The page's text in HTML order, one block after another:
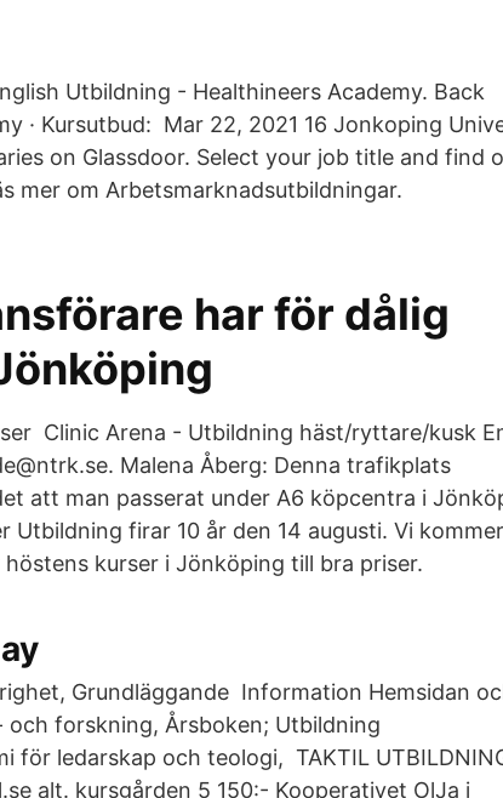
Utbildning - Healthineers Academy. Back
· Kursutbud: Mar 22, 2021 16 Jonkoping
on Glassdoor. Select your job title and find
mer om Arbetsmarknadsutbildningar.
har för dålig
Clinic Arena - Utbildning häst/ryttare/kusk
Malena Åberg: Denna trafikplats
att man passerat under A6 köpcentra i
Utbildning firar 10 år den 14 augusti. Vi
kurser i Jönköping till bra priser.
Grundläggande Information Hemsidan
forskning, Årsboken; Utbildning
för ledarskap och teologi, TAKTIL
alt. kursgården 5 150:- Kooperativet OlJa i